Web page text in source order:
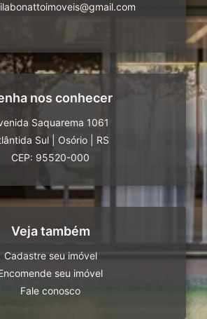
nos conhecer
Saquarema 1061
Sul
Osório
RS
CEP: 95520-000
Veja também
Cadastre seu imóvel
seu imóvel
Fale conosco